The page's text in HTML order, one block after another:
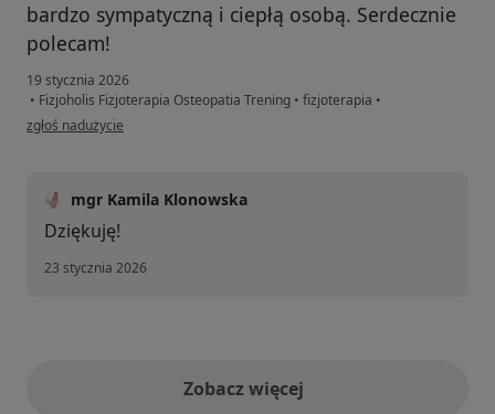
bardzo sympatyczną i ciepłą osobą. Serdecznie
polecam!
19 stycznia 2026
• Fizjoholis Fizjoterapia Osteopatia Trening • fizjoterapia •
w opinii użytkownika Wojciech
zgłoś nadużycie
mgr Kamila Klonowska
Dziękuję!
23 stycznia 2026
Zobacz więcejopinie powyżej